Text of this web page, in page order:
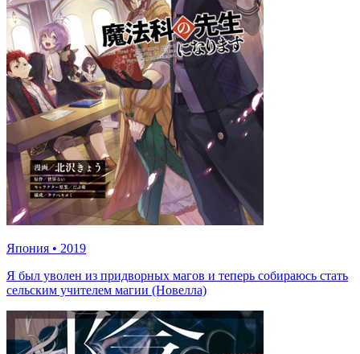
Япония • 2019
Я был уволен из придворных магов и теперь собираюсь стать
сельским учителем магии (Новелла)